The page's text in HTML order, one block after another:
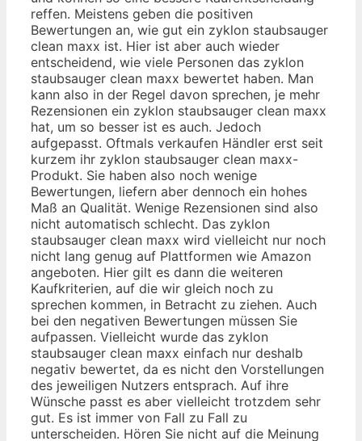
reffen. Meistens geben die positiven
Bewertungen an, wie gut ein zyklon staubsauger
clean maxx ist. Hier ist aber auch wieder
entscheidend, wie viele Personen das zyklon
staubsauger clean maxx bewertet haben. Man
kann also in der Regel davon sprechen, je mehr
Rezensionen ein zyklon staubsauger clean maxx
hat, um so besser ist es auch. Jedoch
aufgepasst. Oftmals verkaufen Händler erst seit
kurzem ihr zyklon staubsauger clean maxx-
Produkt. Sie haben also noch wenige
Bewertungen, liefern aber dennoch ein hohes
Maß an Qualität. Wenige Rezensionen sind also
nicht automatisch schlecht. Das zyklon
staubsauger clean maxx wird vielleicht nur noch
nicht lang genug auf Plattformen wie Amazon
angeboten. Hier gilt es dann die weiteren
Kaufkriterien, auf die wir gleich noch zu
sprechen kommen, in Betracht zu ziehen. Auch
bei den negativen Bewertungen müssen Sie
aufpassen. Vielleicht wurde das zyklon
staubsauger clean maxx einfach nur deshalb
negativ bewertet, da es nicht den Vorstellungen
des jeweiligen Nutzers entsprach. Auf ihre
Wünsche passt es aber vielleicht trotzdem sehr
gut. Es ist immer von Fall zu Fall zu
unterscheiden. Hören Sie nicht auf die Meinung